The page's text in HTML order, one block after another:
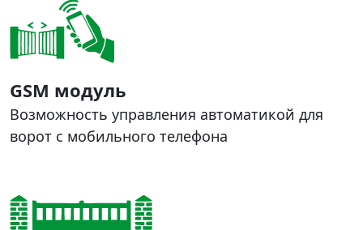
GSM модуль
Возможность управления автоматикой для
ворот с мобильного телефона